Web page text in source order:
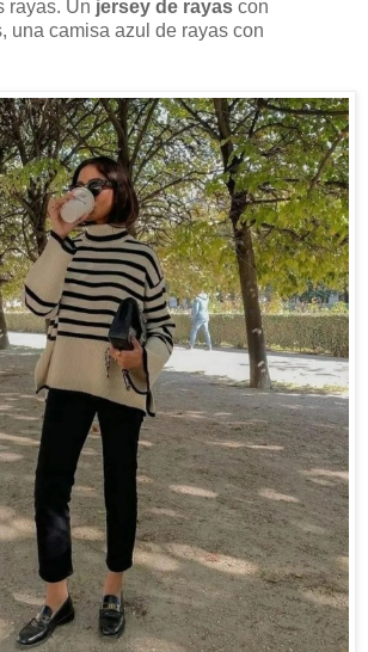
rayas. Un jersey de rayas con
una camisa azul de rayas con